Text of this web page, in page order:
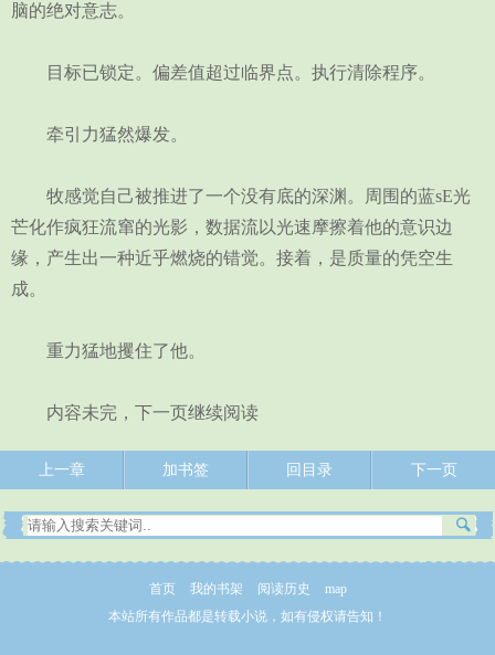
脑的绝对意志。
目标已锁定。偏差值超过临界点。执行清除程序。
牵引力猛然爆发。
牧感觉自己被推进了一个没有底的深渊。周围的蓝sE光
芒化作疯狂流窜的光影，数据流以光速摩擦着他的意识边
缘，产生出一种近乎燃烧的错觉。接着，是质量的凭空生
成。
重力猛地攫住了他。
内容未完，下一页继续阅读
上一章 加书签 回目录 下一页
首页 我的书架 阅读历史
map
本站所有作品都是转载小说，如有侵权请告知！